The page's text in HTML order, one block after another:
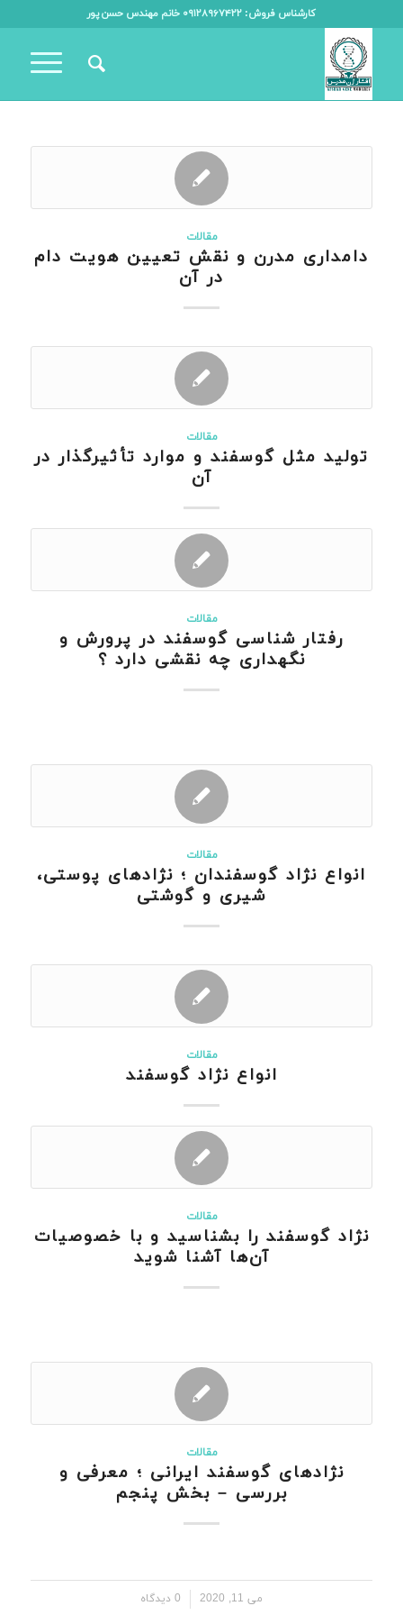
کارشناس فروش: ۰۹۱۲۸۹۶۷۴۲۲ خانم مهندس حسن پور
مقالات
دامداری مدرن و نقش تعیین هویت دام
در آن
مقالات
تولید مثل گوسفند و موارد تأثیرگذار در
آن
مقالات
رفتار شناسی گوسفند در پرورش و
نگهداری چه نقشی دارد ؟
مقالات
انواع نژاد گوسفندان ؛ نژادهای پوستی،
شیری و گوشتی
مقالات
انواع نژاد گوسفند
مقالات
نژاد گوسفند را بشناسید و با خصوصیات
آن‌ها آشنا شوید
مقالات
نژادهای گوسفند ایرانی ؛ معرفی و
بررسی – بخش پنجم
می 11, 2020
/ 0 دیدگاه